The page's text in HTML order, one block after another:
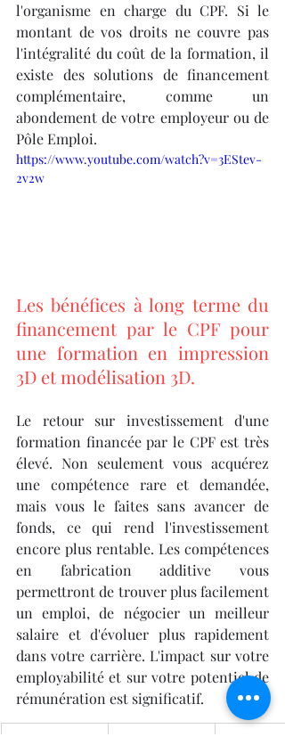
l'organisme en charge du CPF. Si le
montant de vos droits ne couvre pas
l'intégralité du coût de la formation, il
existe des solutions de financement
complémentaire, comme un
abondement de votre employeur ou de
Pôle Emploi.
https://www.youtube.com/watch?v=3EStev-
2v2w
Les bénéfices à long terme du
financement par le CPF pour
une formation en impression
3D et modélisation 3D.
Le retour sur investissement d'une
formation financée par le CPF est très
élevé. Non seulement vous acquérez
une compétence rare et demandée,
mais vous le faites sans avancer de
fonds, ce qui rend l'investissement
encore plus rentable. Les compétences
en fabrication additive vous
permettront de trouver plus facilement
un emploi, de négocier un meilleur
salaire et d'évoluer plus rapidement
dans votre carrière. L'impact sur votre
employabilité et sur votre potentiel de
rémunération est significatif.